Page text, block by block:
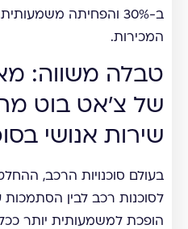
ב-30% והפחיתה
המכירות.
טבלה משווה:
של צ'אט בוט
שירות אנושי
בעולם סוכנויות הרכב,
לסוכנות רכב לבין הסתמכות
הופכת למשמעותית יותר